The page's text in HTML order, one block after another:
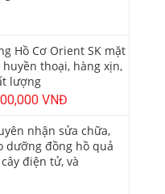
Hồ Cơ Orient SK mặt
huyền thoại, hàng xịn,
lượng
VNĐ
nhận sửa chữa,
dưỡng đồng hồ quả
điện tử, và